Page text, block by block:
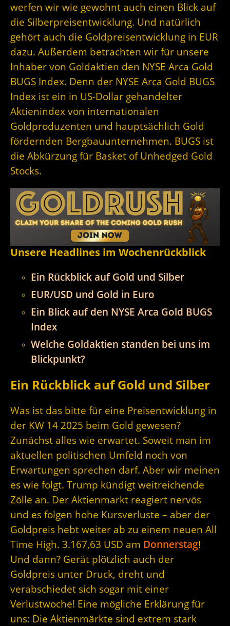
werfen wir wie gewohnt auch einen Blick auf
die Silberpreisentwicklung. Und natürlich
gehört auch die Goldpreisentwicklung in EUR
dazu. Außerdem betrachten wir für unsere
Inhaber von Goldaktien den NYSE Arca Gold
BUGS Index. Denn der NYSE Arca Gold BUGS
Index ist ein in US-Dollar gehandelter
Aktienindex von internationalen
Goldproduzenten und hauptsächlich Gold
fördernden Bergbauunternehmen. BUGS ist
die Abkürzung für Basket of Unhedged Gold
Stocks.
Unsere Headlines im Wochenrückblick
Ein Rückblick auf Gold und Silber
EUR/USD und Gold in Euro
Ein Blick auf den NYSE Arca Gold BUGS
Index
Welche Goldaktien standen bei uns im
Blickpunkt?
Ein Rückblick auf Gold und Silber
Was ist das bitte für eine Preisentwicklung in
der KW 14 2025 beim Gold gewesen?
Zunächst alles wie erwartet. Soweit man im
aktuellen politischen Umfeld noch von
Erwartungen sprechen darf. Aber wir meinen
es wie folgt. Trump kündigt weitreichende
Zölle an. Der Aktienmarkt reagiert nervös
und es folgen hohe Kursverluste – aber der
Goldpreis hebt weiter ab zu einem neuen All
Time High. 3.167,63 USD am Donnerstag!
Und dann? Gerät plötzlich auch der
Goldpreis unter Druck, dreht und
verabschiedet sich sogar mit einer
Verlustwoche! Eine mögliche Erklärung für
uns: Die Aktienmärkte sind extrem stark